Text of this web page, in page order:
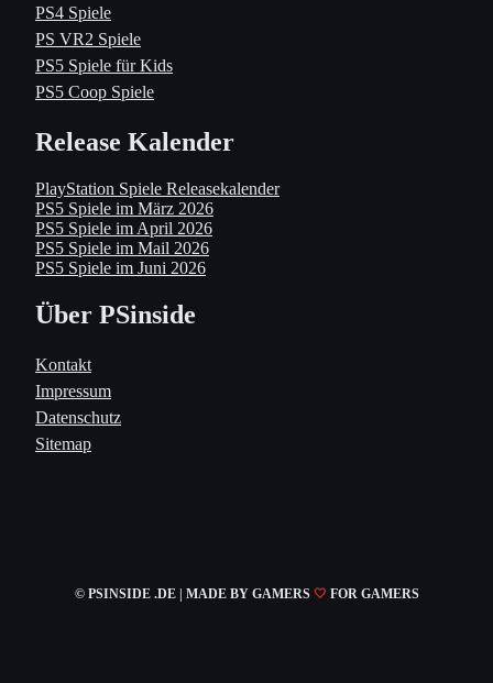
PS4 Spiele
PS VR2 Spiele
PS5 Spiele für Kids
PS5 Coop Spiele
Release Kalender
PlayStation Spiele Releasekalender
PS5 Spiele im März 2026
PS5 Spiele im April 2026
PS5 Spiele im Mail 2026
PS5 Spiele im Juni 2026
Über PSinside
Kontakt
Impressum
Datenschutz
Sitemap
© PSINSIDE .DE | MADE BY GAMERS 🤍 FOR GAMERS